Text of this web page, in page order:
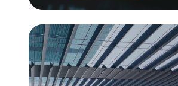
Умные
парковки
и
автоматизация